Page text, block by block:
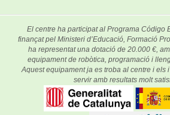
El centre ha participat al Programa Código
finançat pel Ministeri d’Educació, Formació
ha representat una dotació de 20.000 €,
equipament de robòtica, programació i
Aquest equipament ja es troba al centre i els
servir amb resultats molt